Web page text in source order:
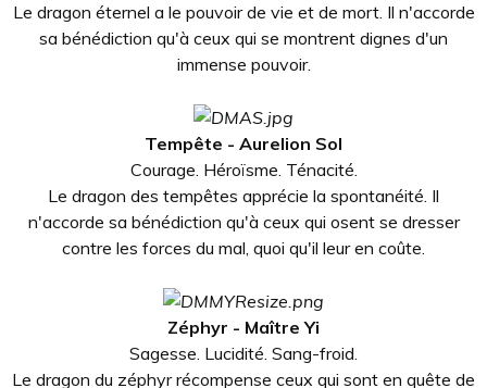
Le dragon éternel a le pouvoir de vie et de mort. Il n'accorde
sa bénédiction qu'à ceux qui se montrent dignes d'un
immense pouvoir.
Tempête - Aurelion Sol
Courage. Héroïsme. Ténacité.
Le dragon des tempêtes apprécie la spontanéité. Il
n'accorde sa bénédiction qu'à ceux qui osent se dresser
contre les forces du mal, quoi qu'il leur en coûte.
Zéphyr - Maître Yi
Sagesse. Lucidité. Sang-froid.
Le dragon du zéphyr récompense ceux qui sont en quête de